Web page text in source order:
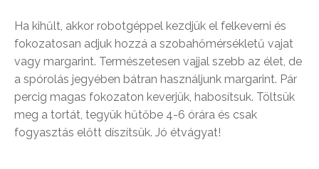
Ha kihűlt, akkor robotgéppel kezdjük el felkeverni és
fokozatosan adjuk hozzá a szobahőmérsékletű vajat
vagy margarint. Természetesen vajjal szebb az élet, de
a spórolás jegyében bátran használjunk margarint. Pár
percig magas fokozaton keverjük, habosítsuk. Töltsük
meg a tortát, tegyük hűtőbe 4-6 órára és csak
fogyasztás előtt díszítsük. Jó étvágyat!